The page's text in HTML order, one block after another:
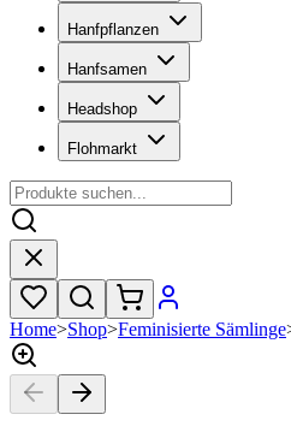
Hanfpflanzen
Hanfsamen
Headshop
Flohmarkt
Home>Shop>Feminisierte Sämlinge